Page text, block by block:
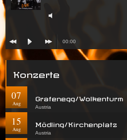
00:00
Konzerte
07
Aug
Grafenegg/Wolkenturm
Austria
15
Aug
Mödling/Kirchenplatz
Austria